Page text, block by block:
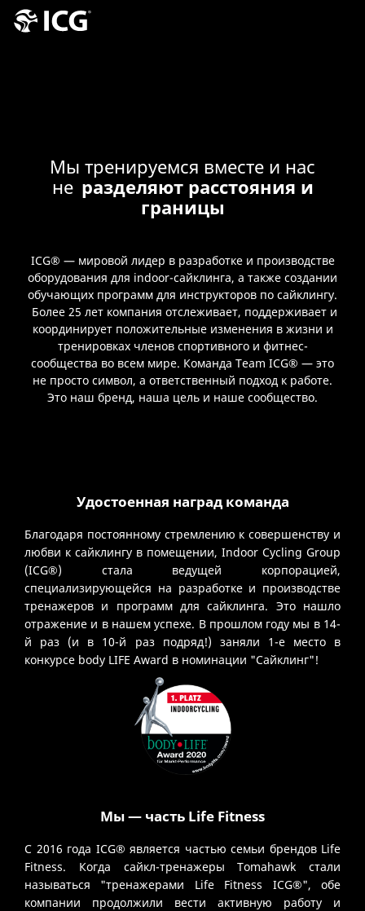
Мы тренируемся вместе и нас
не разделяют расстояния и
границы
ICG® — мировой лидер в разработке и производстве
оборудования для indoor-сайклинга, а также создании
обучающих программ для инструкторов по сайклингу.
Более 25 лет компания отслеживает, поддерживает и
координирует положительные изменения в жизни и
тренировках членов спортивного и фитнес-
сообщества во всем мире. Команда Team ICG® — это
не просто символ, а ответственный подход к работе.
Это наш бренд, наша цель и наше сообщество.
Удостоенная наград команда
Благодаря постоянному стремлению к совершенству и
любви к сайклингу в помещении, Indoor Cycling Group
(ICG®) стала ведущей корпорацией,
специализирующейся на разработке и производстве
тренажеров и программ для сайклинга. Это нашло
отражение и в нашем успехе. В прошлом году мы в 14-
й раз (и в 10-й раз подряд!) заняли 1-е место в
конкурсе body LIFE Award в номинации "Сайклинг"!
Мы — часть Life Fitness
С 2016 года ICG® является частью семьи брендов Life
Fitness. Когда сайкл-тренажеры Tomahawk стали
называться "тренажерами Life Fitness ICG®", обе
компании продолжили вести активную работу и